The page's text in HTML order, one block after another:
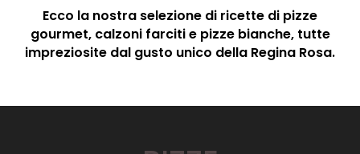
Ecco la nostra selezione di ricette di pizze
gourmet, calzoni farciti e pizze bianche, tutte
impreziosite dal gusto unico della Regina Rosa.